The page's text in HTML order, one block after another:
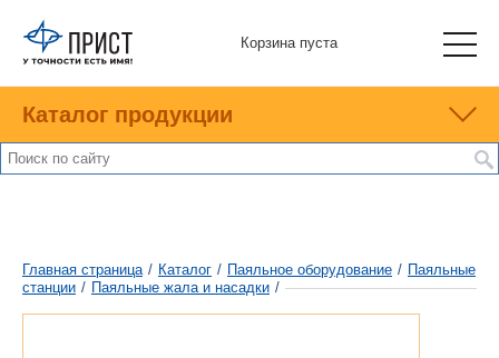
Корзина пуста
Каталог продукции
Главная страница / Каталог / Паяльное оборудование / Паяльные
станции / Паяльные жала и насадки /